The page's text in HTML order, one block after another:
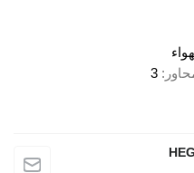
3